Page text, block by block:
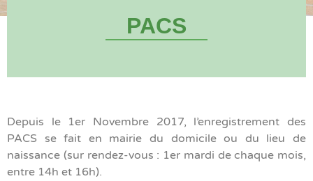
PACS
Depuis le 1er Novembre 2017, l’enregistrement des
PACS se fait en mairie du domicile ou du lieu de
naissance (sur rendez-vous : 1er mardi de chaque mois,
entre 14h et 16h).